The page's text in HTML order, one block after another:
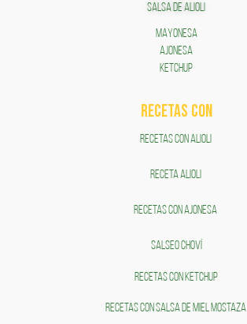
SALSA DE ALIOLI
MAYONESA
AJONESA
KETCHUP
RECETAS COn
RECETAS CON ALIOLI
RECETA ALIOLI
RECETAS CON AJONESA
SALSEO CHOVÍ
RECETAS CON KETCHUP
RECETAS CON SALSA DE MIEL MOSTAZA